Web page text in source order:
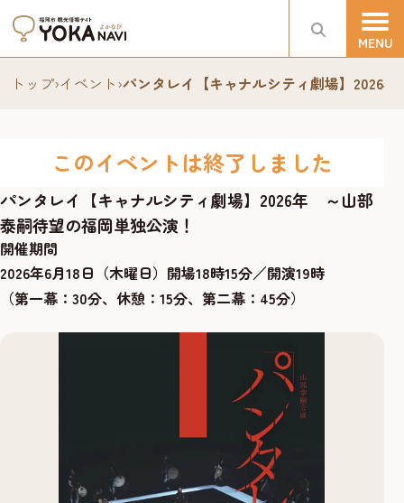
トップ›イベント›パンタレイ【キャナルシティ劇場】2026
このイベントは終了しました
パンタレイ【キャナルシティ劇場】2026年 ～山部
泰嗣待望の福岡単独公演！
開催期間
2026年6月18日（木曜日）開場18時15分／開演19時
（第一幕：30分、休憩：15分、第二幕：45分）